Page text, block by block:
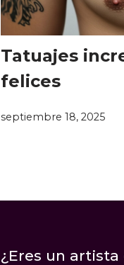
Tatuajes
felices
septiembre 18, 2025
¿Eres un